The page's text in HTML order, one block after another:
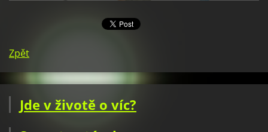
Zpět
Jde v životě o víc?